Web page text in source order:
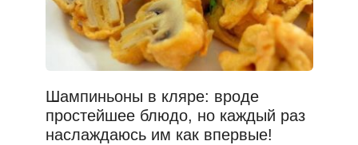
Шампиньоны в кляре: вроде
простейшее блюдо, но каждый раз
наслаждаюсь им как впервые!